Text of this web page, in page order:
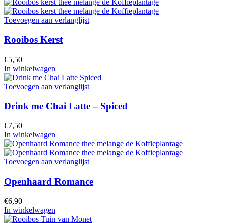
Toevoegen aan verlanglijst
Rooibos Kerst
€5,50
In winkelwagen
Toevoegen aan verlanglijst
Drink me Chai Latte – Spiced
€7,50
In winkelwagen
Toevoegen aan verlanglijst
Openhaard Romance
€6,90
In winkelwagen